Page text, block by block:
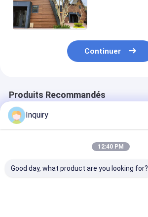
Continuer
Produits Recommandés
Inquiry
12:40 PM
Good day, what product are you looking for?